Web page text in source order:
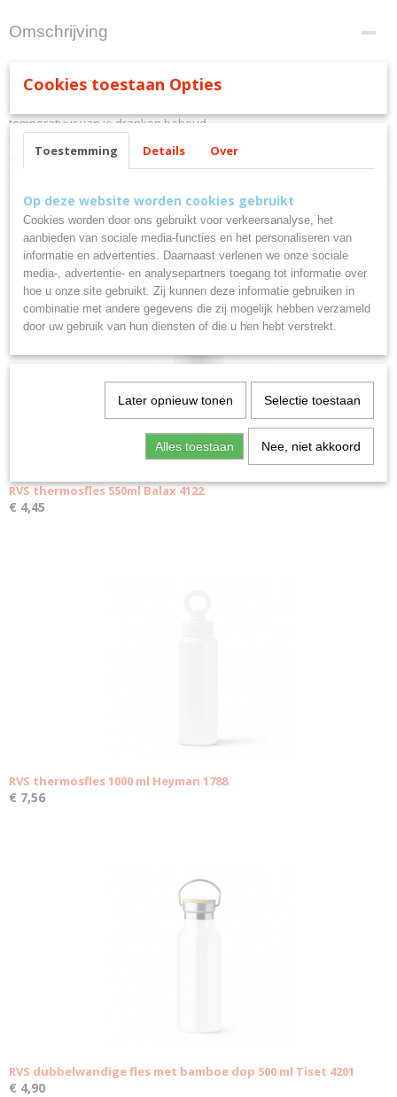
Omschrijving
RVS thermosfles 500ml Fancy 4126
temperatuur van je dranken behoud.
Inhoud van 500 ml.
Ook interessant
RVS thermosfles 550ml Balax 4122
€ 4,45
RVS thermosfles 1000 ml Heyman 1788
€ 7,56
RVS dubbelwandige fles met bamboe dop 500 ml Tiset 4201
€ 4,90
Cookies toestaan Opties
Toestemming Details Over
Op deze website worden cookies gebruikt
Cookies worden door ons gebruikt voor verkeersanalyse, het
aanbieden van sociale media-functies en het personaliseren van
informatie en advertenties. Daarnaast verlenen we onze sociale
media-, advertentie- en analysepartners toegang tot informatie over
hoe u onze site gebruikt. Zij kunnen deze informatie gebruiken in
combinatie met andere gegevens die zij mogelijk hebben verzameld
door uw gebruik van hun diensten of die u hen hebt verstrekt.
Later opnieuw tonen Selectie toestaan
Alles toestaan Nee, niet akkoord